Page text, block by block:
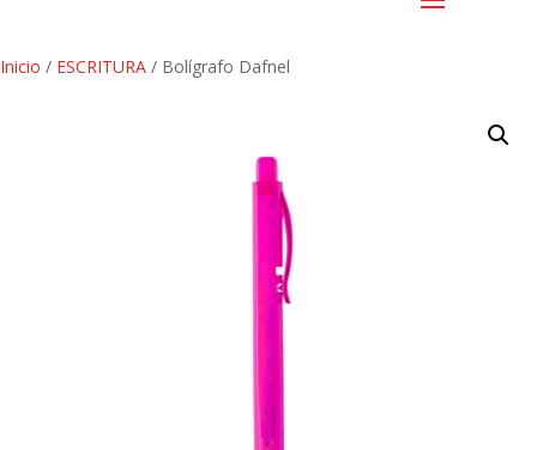
Inicio / ESCRITURA / Bolígrafo Dafnel